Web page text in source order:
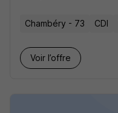
Chambéry - 73 CDI
Voir l’offre